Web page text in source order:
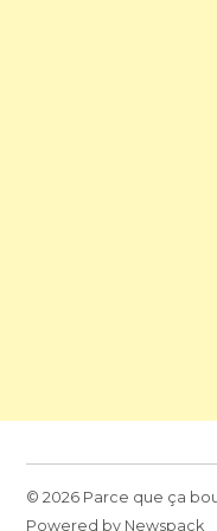
© 2026 Parce que ça
Powered by Newspack